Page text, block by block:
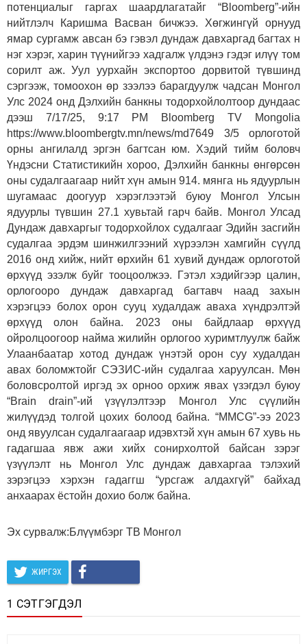
потенциалыг гаргах шаардлагатайг “Bloomberg”-ийн
нийтлэлч Каришма Васван бичжээ. Хөгжингүй орнууд
ямар сургамж авсан бэ гэвэл дундаж давхаргад багтах н
нэг хэрэг, харин түүнийгээ хадгалж үлдэнэ гэдэг илүү том
сорилт аж. Уул уурхайн экспортоо дорвитой түвшинд
сэргээж, томоохон өр зээлээ барагдуулж чадсан Монгол
Улс 2024 онд Дэлхийн банкны тодорхойлолтоор дундаас
дээш 7/17/25, 9:17 PM Bloomberg TV Mongolia
https://www.bloombergtv.mn/news/md7649 3/5 орлоготой
орны ангилалд эргэн багтсан юм. Хэдий тийм боловч
Үндэсни Статистикийн хороо, Дэлхийн банкны өнгөрсөн
оны судалгаагаар нийт хүн амын 914. мянга нь ядуурлын
шугамаас доогуур хэрэглээтэй буюу Монгол Улсын
ядуурлы түвшин 27.1 хувьтай гарч байв. Монгол Улсад
Дундаж давхаргыг тодорхойлох судалгааг Эдийн засгийн
судалгаа эрдэм шинжилгээний хүрээлэн хамгийн сүүлд
2016 онд хийж, нийт өрхийн 61 хувий дундаж орлоготой
өрхүүд эзэлж буйг тооцоолжээ. Гэтэл хэдийгээр цалин,
орлогооро дундаж давхаргад багтавч наад захын
хэрэгцээ болох орон сууц худалдаж аваха хүндрэлтэй
өрхүүд олон байна. 2023 оны байдлаар өрхүүд
ойролцоогоор найма жилийн орлогоо хуримтлуулж байж
Улаанбаатар хотод дундаж үнэтэй орон суу худалдан
авах боломжтойг СЭЗИС-ийн судалгаа харуулсан. Мөн
боловсролтой иргэд эх орноо орхиж явах үзэгдэл буюу
“Brain drain”-ий үзүүлэлтээр Монгол Улс сүүлийн
жилүүдэд толгой цохих болоод байна. “MMCG”-ээ 2023
онд явуулсан судалгаагаар идэвхтэй хүн амын 67 хувь нь
гадагшаа явж ажи хийх сонирхолтой байсан зэрэг
үзүүлэлт нь Монгол Улс дундаж давхаргаа тэлэхий
зэрэгцээ хэрхэн гадаггш “урсгаж алдахгүй” байхад
анхаарах ёстойн дохио болж байна.
Эх сурвалж:Блүүмбэрг ТВ Монгол
ЖИРГЭХ
1 СЭТГЭГДЭЛ